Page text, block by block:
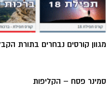
מגוון קורסים נבחרים בתורת
סמינר פסח – הקליפות